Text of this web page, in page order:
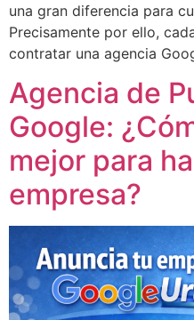
una gran diferencia para
Precisamente por ello,
contratar una agencia
Agencia de
Google:
mejor para
empresa?